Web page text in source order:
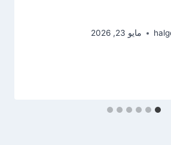
مايو 23, 2026